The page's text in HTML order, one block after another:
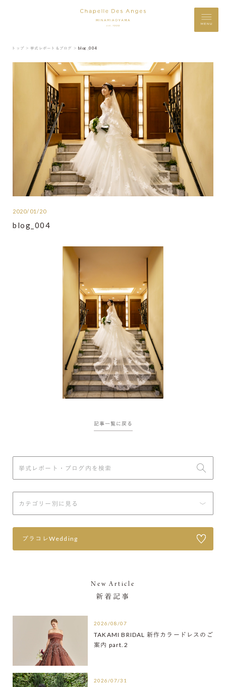
MENU
トップ ＞ 挙式レポート＆ブログ ＞ blog_004
2020/01/20
blog_004
記事一覧に戻る
プラコレWedding
New Article
新着記事
2026/08/07
TAKAMI BRIDAL 新作カラードレスのご
案内 part.2
2026/07/31